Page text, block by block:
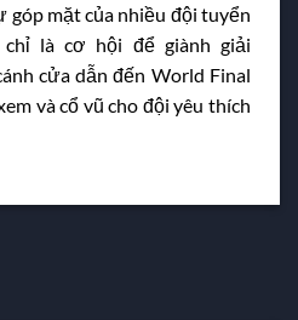
góp mặt của nhiều đội tuyển
chỉ là cơ hội để giành giải
cửa dẫn đến World Final
và cổ vũ cho đội yêu thích